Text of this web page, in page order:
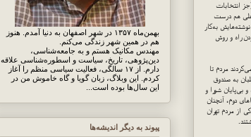
انتخابات
علی هم درست
به‌کار
راه و روش
مردم تا
به صندوق
بی‌پایان شورا و
دوم، آنچنان
از مردم تهران
بهمن‌ماه ۱۳۵۷ در شهر اصفهان به دنیا آمدم. هنوز
هم در همین شهر زندگی می‌کنم.
مهندس مکانیک هستم و به جامعه‌شناسی،
دین‌پژوهی، تاریخ، سیاست و اسطوره‌شناسی علاقه
دارم. از ۱۷ سالگی، فعالیت سیاسی منظم را آغاز
کردم. این وبلاگ، زبان گویا و گاه خاموش من در
این سال‌ها بوده است...
پيوند به ديگر انديشه‌ها